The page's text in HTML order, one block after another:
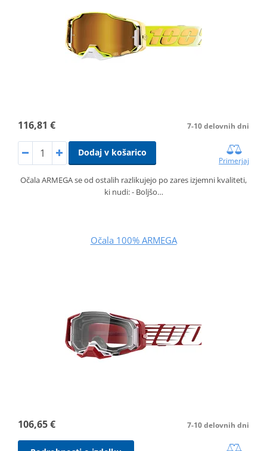
116,81 € 7-10 delovnih dni
Dodaj v košarico
Primerjaj
Očala ARMEGA se od ostalih razlikujejo po zares izjemni kvaliteti,
ki nudi: - Boljšo…
Očala 100% ARMEGA
106,65 € 7-10 delovnih dni